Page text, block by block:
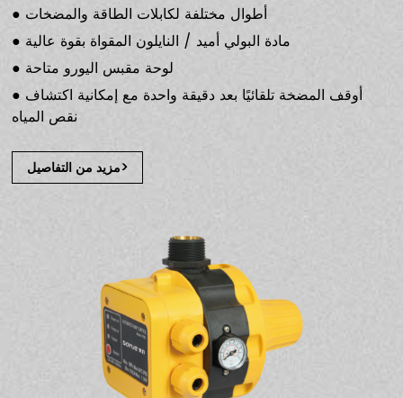
● أطوال مختلفة لكابلات الطاقة والمضخات
● مادة البولي أميد / النايلون المقواة بقوة عالية
● لوحة مقبس اليورو متاحة
● أوقف المضخة تلقائيًا بعد دقيقة واحدة مع إمكانية اكتشاف
نقص المياه
مزيد من التفاصيل>